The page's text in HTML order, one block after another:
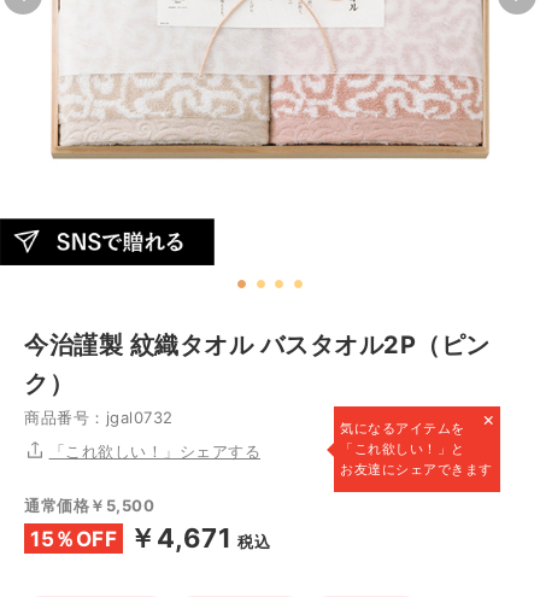
今治謹製 紋織タオル バスタオル2P（ピン
ク）
商品番号：jgal0732 ×
気になるアイテムを
「これ欲しい！」と
お友達にシェアできます
「これ欲しい！」シェアする
通常価格￥5,500
15％OFF ￥4,671 税込